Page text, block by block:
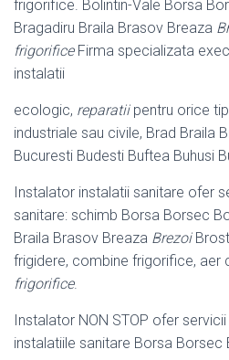
frigorifice. Bolintin-Vale Borsa
Bragadiru Braila Brasov Breaza
frigorificeFirma specializata
instalatii
ecologic, reparatiipentru orice
industriale sau civile, Brad Braila
Bucuresti Budesti Buftea Buhusi
Instalator instalatii sanitare ofer
sanitare: schimb Borsa Borsec
Braila Brasov Breaza Brezoi
frigidere, combine frigorifice, aer
frigorifice.
Instalator NON STOP ofer servicii
instalatiile sanitare Borsa Borsec